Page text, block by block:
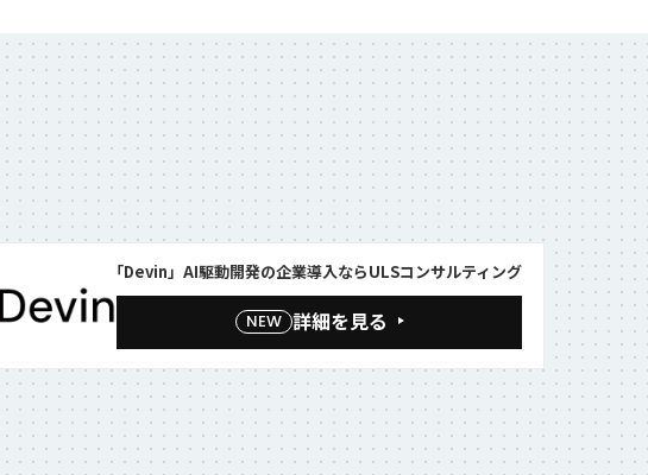
「Devin」AI駆動開発の企業導入ならULSコンサルティング
NEW 詳細を見る